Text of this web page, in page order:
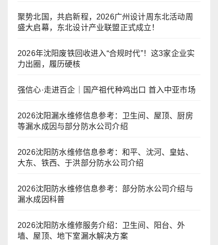
聚势北国，共启新程，2026广州设计周东北活动周
盛大启幕，东北设计产业联盟正式成立！
2026年沈阳废铁回收进入“合规时代”！这3家企业实
力出圈，履历硬核
强信心·走进百企｜国产祖代种鸡出口 首入中亚市场
2026沈阳漏水维修信息参考：卫生间、屋顶、厨房
等漏水成因与部分防水公司介绍
2026沈阳防水维修信息参考：和平、沈河、皇姑、
大东、铁西、于洪部分防水公司介绍
2026沈阳防水维修信息参考：部分防水公司介绍与
漏水成因科普
2026沈阳防水维修服务介绍：卫生间、阳台、外
墙、屋顶、地下室漏水解决方案